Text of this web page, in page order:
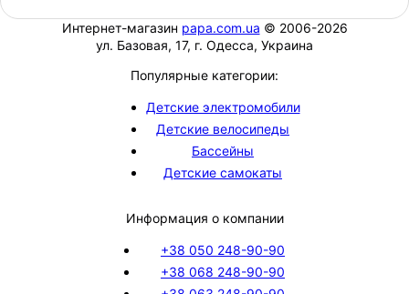
Интернет-магазин papa.com.ua © 2006-2026
ул. Базовая, 17, г. Одесса, Украина
Популярные категории:
Детские электромобили
Детские велосипеды
Бассейны
Детские самокаты
Информация о компании
+38 050 248-90-90
+38 068 248-90-90